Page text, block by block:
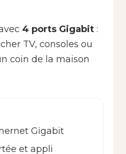
4 ports Gigabit :
TV, consoles ou
coin de la maison
Gigabit
et appli